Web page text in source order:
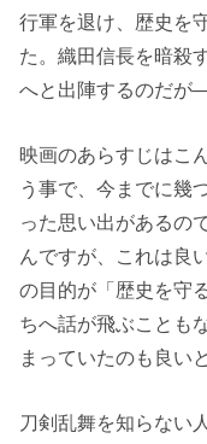
行軍を退け、歴史を
た。織田信長を暗殺
へと出陣するのだ
映画のあらすじはこ
う事で、今までに幾
った思い出がある
んですが、これは良
の目的が「歴史を守
ちへ話が飛ぶことも
まっていたのも良い
刀剣乱舞を知らない